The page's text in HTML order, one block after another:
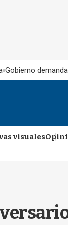
Gobierno
visuales